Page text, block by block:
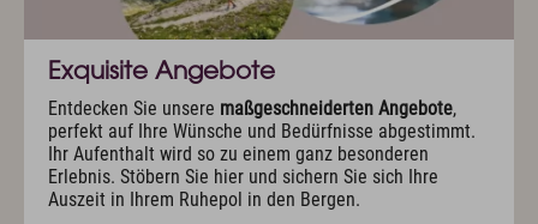
Exquisite Angebote
Entdecken Sie unsere maßgeschneiderten Angebote,
perfekt auf Ihre Wünsche und Bedürfnisse abgestimmt.
Ihr Aufenthalt wird so zu einem ganz besonderen
Erlebnis. Stöbern Sie hier und sichern Sie sich Ihre
Auszeit in Ihrem Ruhepol in den Bergen.